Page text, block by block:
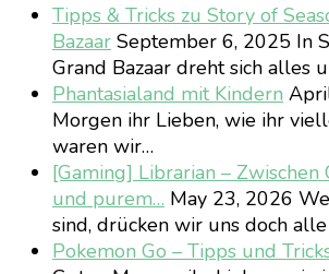
Tipps & Tricks zu Story of
Bazaar September 6, 2025 In
Grand Bazaar dreht sich alles
Phantasialand mit Kindern
Morgen ihr Lieben, wie ihr
waren wir…
[Gaming] Librarian – Zwischen
und purem… May 23, 2026
sind, drücken wir uns doch
Pokemon Go – Tipps und